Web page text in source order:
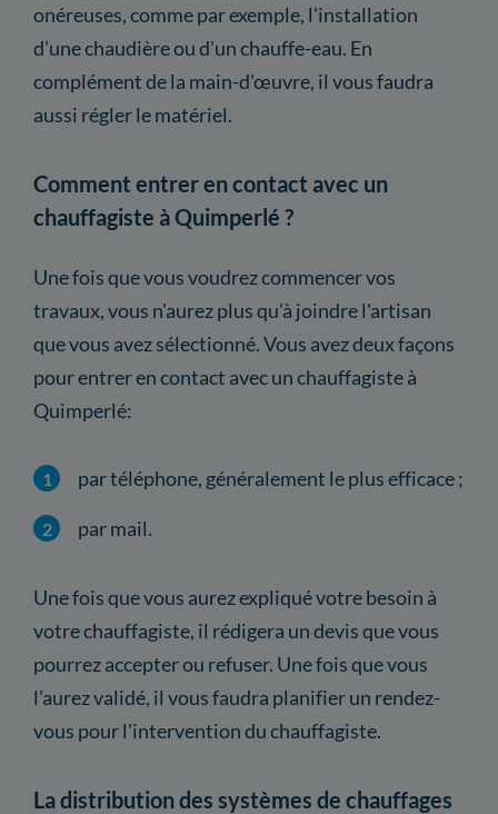
onéreuses, comme par exemple, l'installation
d'une chaudière ou d'un chauffe-eau. En
complément de la main-d'œuvre, il vous faudra
aussi régler le matériel.
Comment entrer en contact avec un
chauffagiste à Quimperlé ?
Une fois que vous voudrez commencer vos
travaux, vous n'aurez plus qu'à joindre l'artisan
que vous avez sélectionné. Vous avez deux façons
pour entrer en contact avec un chauffagiste à
Quimperlé:
par téléphone, généralement le plus efficace ;
par mail.
Une fois que vous aurez expliqué votre besoin à
votre chauffagiste, il rédigera un devis que vous
pourrez accepter ou refuser. Une fois que vous
l'aurez validé, il vous faudra planifier un rendez-
vous pour l'intervention du chauffagiste.
La distribution des systèmes de chauffages